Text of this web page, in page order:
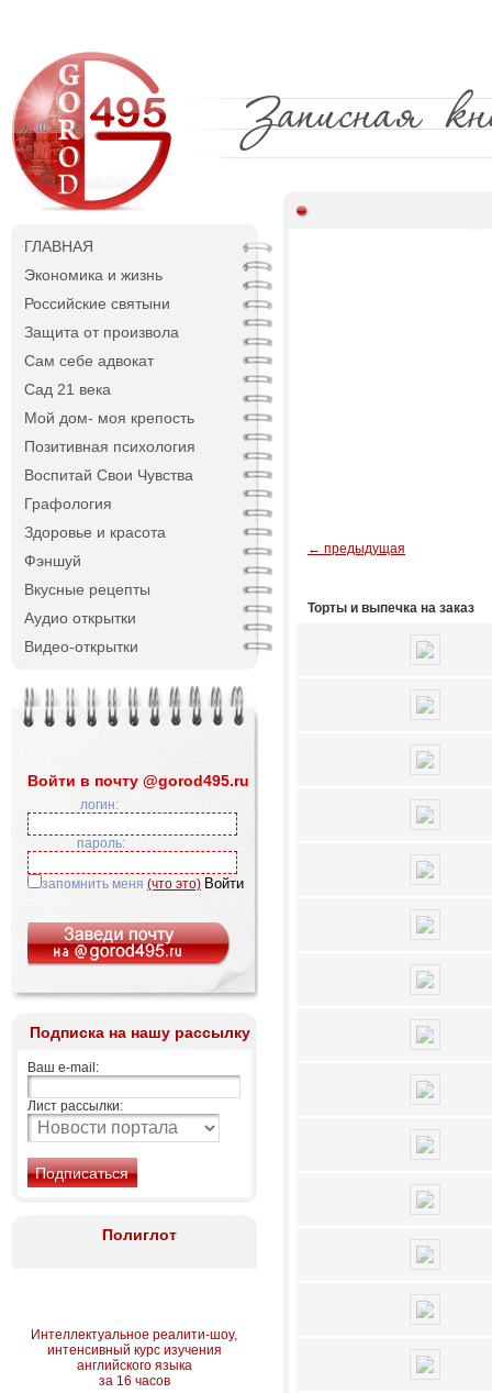
ГЛАВНАЯ
Экономика и жизнь
Российские святыни
Защита от произвола
Сам себе адвокат
Сад 21 века
Мой дом- моя крепость
Позитивная психология
Воспитай Свои Чувства
Графология
Здоровье и красота
Фэншуй
Вкусные рецепты
Аудио открытки
Видео-открытки
Войти в почту @gorod495.ru
логин:
пароль:
запомнить меня (что это)
Подписка на нашу рассылку
Ваш e-mail:
Лист рассылки:
Полиглот
Интеллектуальное реалити-шоу,
интенсивный курс изучения
английского языка
за 16 часов
← предыдущая
Торты и выпечка на заказ